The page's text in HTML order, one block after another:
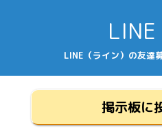
LINE
LINE（ライン）の友達
掲示板に